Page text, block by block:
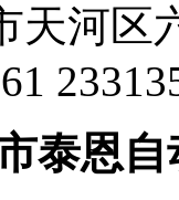
天河区
泰恩